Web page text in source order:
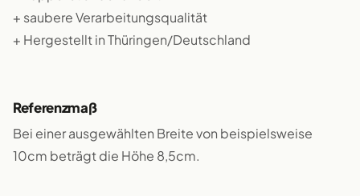
+ saubere Verarbeitungsqualität
+ Hergestellt in Thüringen/Deutschland
Referenzmaß
Bei einer ausgewählten Breite von beispielsweise
10cm beträgt die Höhe 8,5cm.